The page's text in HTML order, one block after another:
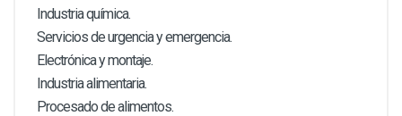
Industria química.
Servicios de urgencia y emergencia.
Electrónica y montaje.
Industria alimentaria.
Procesado de alimentos.